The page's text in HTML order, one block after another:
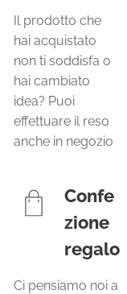
Il prodotto che
hai acquistato
non ti soddisfa o
hai cambiato
idea? Puoi
effettuare il reso
anche in negozio
Confe
zione
regalo
Ci pensiamo noi a